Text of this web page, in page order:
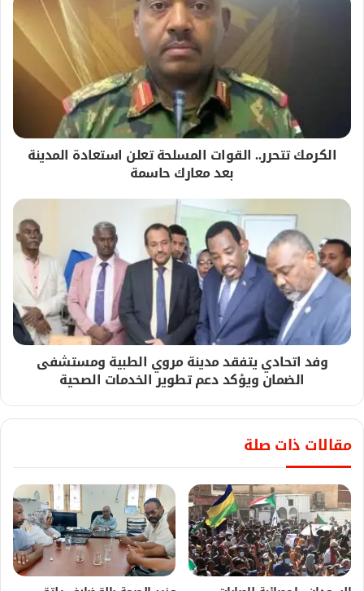
الكرمك تتحرر.. القوات المسلحة تعلن استعادة المدينة
بعد معارك حاسمة
وفد اتحادي يتفقد مدينة مروي الطبية ومستشفى
الضمان ويؤكد دعم تطوير الخدمات الصحية
مقالات ذات صلة